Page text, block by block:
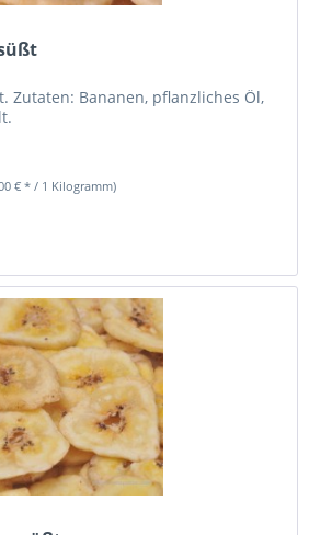
Zutaten: Bananen, pflanzliches Öl,
€ * / 1 Kilogramm)